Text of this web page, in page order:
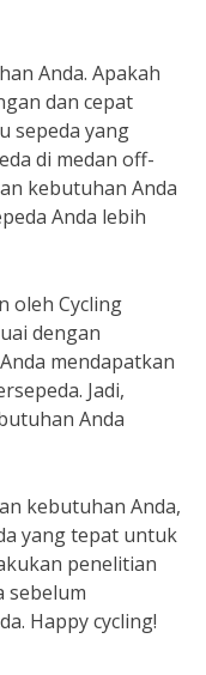
Anda. Apakah
dan cepat
sepeda yang
di medan off-
kebutuhan Anda
Anda lebih
oleh Cycling
dengan
mendapatkan
Jadi,
Anda
kebutuhan Anda,
yang tepat untuk
penelitian
sebelum
Happy cycling!